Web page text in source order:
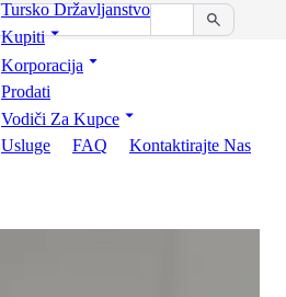
Tursko Državljanstvo
Kupiti
Korporacija
Prodati
Vodiči Za Kupce
Usluge
FAQ Kontaktirajte Nas